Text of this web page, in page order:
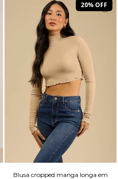
20% OFF
Blusa cropped manga longa em